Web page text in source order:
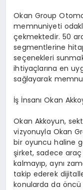
Okan Group
memnuniyeti
çekmektedir. 50
segmentlerine
seçenekleri
ihtiyaçlarına en
sağlayarak
İş İnsanı Okan
Okan Akkoyun,
vizyonuyla Okan
bir oyuncu haline
şirket, sadece
kalmayıp, aynı
takip ederek
konularda da öncü